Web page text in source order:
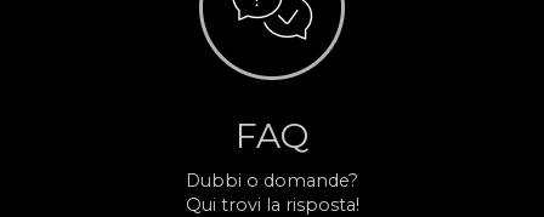
FAQ
Dubbi o domande?
Qui trovi la risposta!